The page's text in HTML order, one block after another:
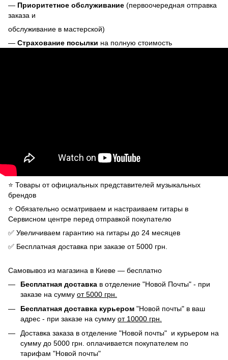
— Приоритетное обслуживание (первоочередная отправка
заказа и
обслуживание в мастерской)
— Страхование посылки на полную стоимость
⭐️ Товары от официальных представителей музыкальных
брендов
⭐️ Обязательно осматриваем и настраиваем гитары в
Сервисном центре перед отправкой покупателю
✅ Увеличиваем гарантию на гитары до 24 месяцев
✅ Бесплатная доставка при заказе от 5000 грн.
Самовывоз из магазина в Киеве — бесплатно
Бесплатная доставка в отделение "Новой Почты" - при
заказе на сумму от 5000 грн.
Бесплатная доставка курьером "Новой почты" в ваш
адрес - при заказе на сумму от 10000 грн.
Доставка заказа в отделение "Новой почты" и курьером на
сумму до 5000 грн. оплачивается покупателем по
тарифам "Новой почты"